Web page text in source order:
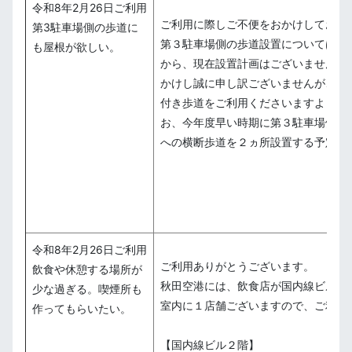
令和8年2月26日ご利用
第3駐車場側の歩道に
も屋根が欲しい。
ご利用に際しご不便をおかけしてお
第３駐車場側の歩道設置については多
から、現在設置計画はございません。
かけし誠に申し訳ございませんが、現
付き歩道をご利用くださいますよう、
お、今年度早い時期に第３駐車場側
への横断歩道を２ヵ所設置する予定と
令和8年2月26日ご利用
飲食や休憩する場所が
少な過ぎる。喫煙所も
作ってもらいたい。
ご利用ありがとうございます。
秋田空港には、飲食店が国内線ビル２
室内に１店舗ございますので、ご利用
【国内線ビル２階】